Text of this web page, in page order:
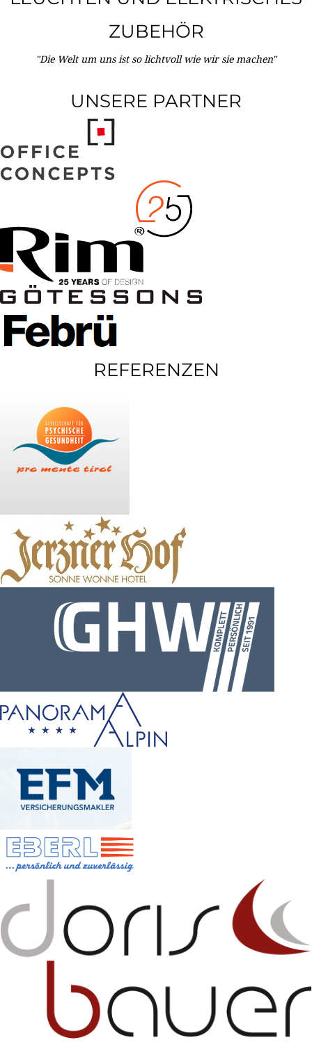
ZUBEHÖR
"Die Welt um uns ist so lichtvoll wie wir sie machen"
UNSERE PARTNER
REFERENZEN